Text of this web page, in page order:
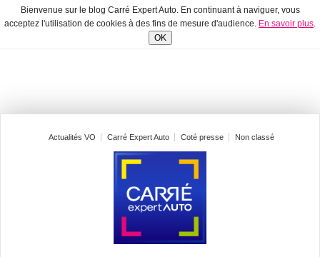
Bienvenue sur le blog Carré Expert Auto. En continuant à naviguer, vous
acceptez l'utilisation de cookies à des fins de mesure d'audience. En savoir plus.
OK
Actualités VO Carré Expert Auto Coté presse Non classé